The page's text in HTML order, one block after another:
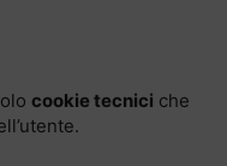
cookie tecnici che